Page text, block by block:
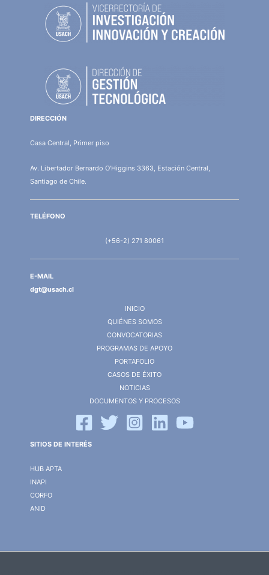
DIRECCIÓN
Casa Central, Primer piso
Av. Libertador Bernardo O'Higgins 3363, Estación Central,
Santiago de Chile.
TELÉFONO
(+56-2) 271 80061
E-MAIL
dgt@usach.cl
INICIO
QUIÉNES SOMOS
CONVOCATORIAS
PROGRAMAS DE APOYO
PORTAFOLIO
CASOS DE ÉXITO
NOTICIAS
DOCUMENTOS Y PROCESOS
SITIOS DE INTERÉS
HUB APTA
INAPI
CORFO
ANID